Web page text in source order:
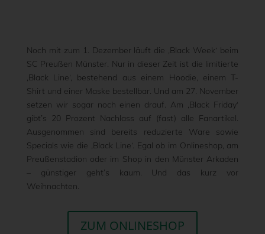
Noch mit zum 1. Dezember läuft die ‚Black Week‘ beim
SC Preußen Münster. Nur in dieser Zeit ist die limitierte
‚Black Line‘, bestehend aus einem Hoodie, einem T-
Shirt und einer Maske bestellbar. Und am 27. November
setzen wir sogar noch einen drauf. Am ‚Black Friday‘
gibt’s 20 Prozent Nachlass auf (fast) alle Fanartikel.
Ausgenommen sind bereits reduzierte Ware sowie
Specials wie die ‚Black Line‘. Egal ob im Onlineshop, am
Preußenstadion oder im Shop in den Münster Arkaden
– günstiger geht’s kaum. Und das kurz vor
Weihnachten.
ZUM ONLINESHOP